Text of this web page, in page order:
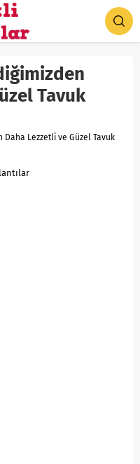
Tavuk
Daha Lezzetli ve Güzel Tavuk